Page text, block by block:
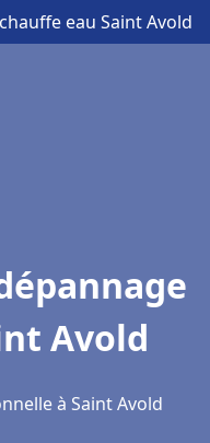
eau Saint Avold
Avold
à Saint Avold